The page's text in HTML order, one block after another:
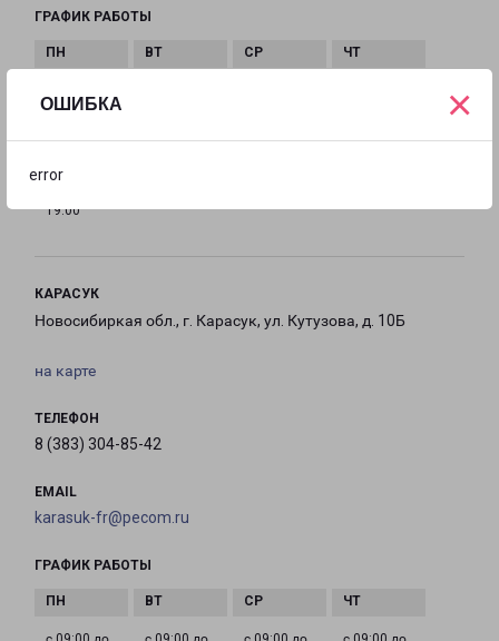
ОШИБКА
error
×
ГРАФИК РАБОТЫ
19:00
19:00
КАРАСУК
Новосибиркая обл., г. Карасук, ул. Кутузова, д. 10Б
на карте
ТЕЛЕФОН
8 (383) 304-85-42
EMAIL
karasuk-fr@pecom.ru
ГРАФИК РАБОТЫ